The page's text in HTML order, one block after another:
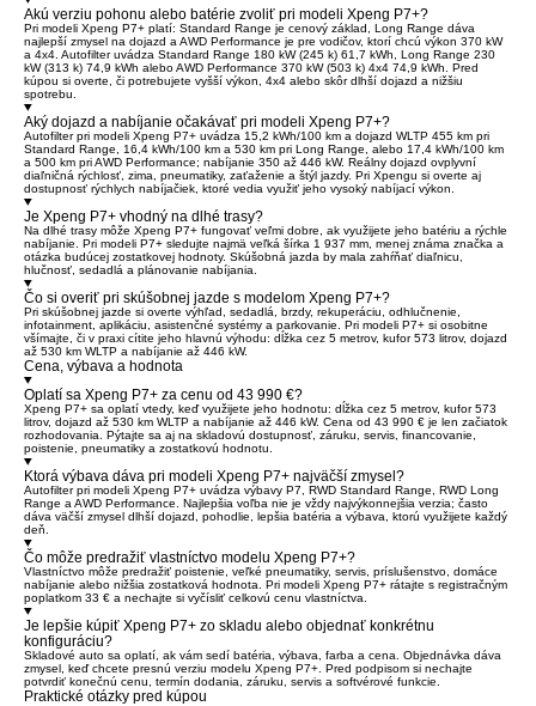
Akú verziu pohonu alebo batérie zvoliť pri modeli Xpeng P7+?
Pri modeli Xpeng P7+ platí: Standard Range je cenový základ, Long Range dáva
najlepší zmysel na dojazd a AWD Performance je pre vodičov, ktorí chcú výkon 370 kW
a 4x4. Autofilter uvádza Standard Range 180 kW (245 k) 61,7 kWh, Long Range 230
kW (313 k) 74,9 kWh alebo AWD Performance 370 kW (503 k) 4x4 74,9 kWh. Pred
kúpou si overte, či potrebujete vyšší výkon, 4x4 alebo skôr dlhší dojazd a nižšiu
spotrebu.
Aký dojazd a nabíjanie očakávať pri modeli Xpeng P7+?
Autofilter pri modeli Xpeng P7+ uvádza 15,2 kWh/100 km a dojazd WLTP 455 km pri
Standard Range, 16,4 kWh/100 km a 530 km pri Long Range, alebo 17,4 kWh/100 km
a 500 km pri AWD Performance; nabíjanie 350 až 446 kW. Reálny dojazd ovplyvní
diaľničná rýchlosť, zima, pneumatiky, zaťaženie a štýl jazdy. Pri Xpengu si overte aj
dostupnosť rýchlych nabíjačiek, ktoré vedia využiť jeho vysoký nabíjací výkon.
Je Xpeng P7+ vhodný na dlhé trasy?
Na dlhé trasy môže Xpeng P7+ fungovať veľmi dobre, ak využijete jeho batériu a rýchle
nabíjanie. Pri modeli P7+ sledujte najmä veľká šírka 1 937 mm, menej známa značka a
otázka budúcej zostatkovej hodnoty. Skúšobná jazda by mala zahŕňať diaľnicu,
hlučnosť, sedadlá a plánovanie nabíjania.
Čo si overiť pri skúšobnej jazde s modelom Xpeng P7+?
Pri skúšobnej jazde si overte výhľad, sedadlá, brzdy, rekuperáciu, odhlučnenie,
infotainment, aplikáciu, asistenčné systémy a parkovanie. Pri modeli P7+ si osobitne
všímajte, či v praxi cítite jeho hlavnú výhodu: dĺžka cez 5 metrov, kufor 573 litrov, dojazd
až 530 km WLTP a nabíjanie až 446 kW.
Cena, výbava a hodnota
Oplatí sa Xpeng P7+ za cenu od 43 990 €?
Xpeng P7+ sa oplatí vtedy, keď využijete jeho hodnotu: dĺžka cez 5 metrov, kufor 573
litrov, dojazd až 530 km WLTP a nabíjanie až 446 kW. Cena od 43 990 € je len začiatok
rozhodovania. Pýtajte sa aj na skladovú dostupnosť, záruku, servis, financovanie,
poistenie, pneumatiky a zostatkovú hodnotu.
Ktorá výbava dáva pri modeli Xpeng P7+ najväčší zmysel?
Autofilter pri modeli Xpeng P7+ uvádza výbavy P7, RWD Standard Range, RWD Long
Range a AWD Performance. Najlepšia voľba nie je vždy najvýkonnejšia verzia; často
dáva väčší zmysel dlhší dojazd, pohodlie, lepšia batéria a výbava, ktorú využijete každý
deň.
Čo môže predražiť vlastníctvo modelu Xpeng P7+?
Vlastníctvo môže predražiť poistenie, veľké pneumatiky, servis, príslušenstvo, domáce
nabíjanie alebo nižšia zostatková hodnota. Pri modeli Xpeng P7+ rátajte s registračným
poplatkom 33 € a nechajte si vyčísliť celkovú cenu vlastníctva.
Je lepšie kúpiť Xpeng P7+ zo skladu alebo objednať konkrétnu
konfiguráciu?
Skladové auto sa oplatí, ak vám sedí batéria, výbava, farba a cena. Objednávka dáva
zmysel, keď chcete presnú verziu modelu Xpeng P7+. Pred podpisom si nechajte
potvrdiť konečnú cenu, termín dodania, záruku, servis a softvérové funkcie.
Praktické otázky pred kúpou